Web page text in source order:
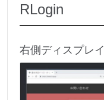
RLogin
右側ディスプレイ